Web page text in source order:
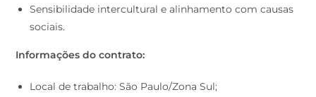
Sensibilidade intercultural e alinhamento com causas
sociais.
Informações do contrato:
Local de trabalho: São Paulo/Zona Sul;